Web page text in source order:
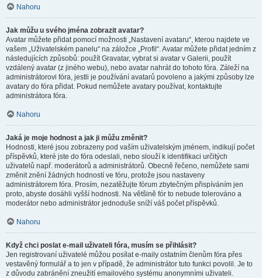
Nahoru
Jak můžu u svého jména zobrazit avatar?
Avatar můžete přidat pomocí možnosti „Nastavení avataru“, kterou najdete ve
vašem „Uživatelském panelu“ na záložce „Profil“. Avatar můžete přidat jedním z
následujících způsobů: použít Gravatar, vybrat si avatar v Galerii, použít
vzdálený avatar (z jiného webu), nebo avatar nahrát do tohoto fóra. Záleží na
administrátorovi fóra, jestli je používání avatarů povoleno a jakými způsoby lze
avatary do fóra přidat. Pokud nemůžete avatary používat, kontaktujte
administrátora fóra.
Nahoru
Jaká je moje hodnost a jak ji můžu změnit?
Hodnosti, které jsou zobrazeny pod vaším uživatelským jménem, indikují počet
příspěvků, které jste do fóra odeslali, nebo slouží k identifikaci určitých
uživatelů např. moderátorů a administrátorů. Obecně řečeno, nemůžete sami
změnit znění žádných hodností ve fóru, protože jsou nastaveny
administrátorem fóra. Prosím, nezatěžujte fórum zbytečným přispíváním jen
proto, abyste dosáhli vyšší hodnosti. Na většině fór to nebude tolerováno a
moderátor nebo administrátor jednoduše sníží váš počet příspěvků.
Nahoru
Když chci poslat e-mail uživateli fóra, musím se přihlásit?
Jen registrovaní uživatelé můžou posílat e-maily ostatním členům fóra přes
vestavěný formulář a to jen v případě, že administrátor tuto funkci povolil. Je to
z důvodu zabránění zneužití emailového systému anonymními uživateli.